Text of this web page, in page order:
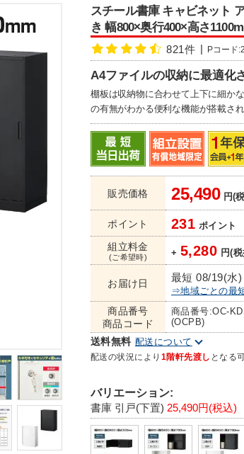
スチール書庫 キャビネット
き 幅800×奥行400×高さ
821件 Pコード
A4ファイルの収納に最適化
棚板は収納物に合わせて上下に細か
の有無がわかる便利な機能が搭載され
販売価格 25,490円(
ポイント 231 ポイント
組立料金
(ご希望時) + 5,280 円(
お届け日 最短 08/19(水
⇒地域ごとの最
商品番号
商品コード
商品番号:OC-
(OCPB)
送料無料 配送について
配送の状況により 1階軒先渡し となる
バリエーション:
書庫 引戸(下置) 25,490円(税込)